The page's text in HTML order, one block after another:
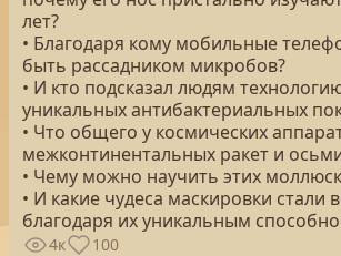
лет?
• Благодаря кому мобильные
быть рассадником микробов?
• И кто подсказал людям
уникальных антибактериальных
• Что общего у космических
межконтинентальных ракет и
• Чему можно научить этих
• И какие чудеса маскировки
благодаря их уникальным
4к 100